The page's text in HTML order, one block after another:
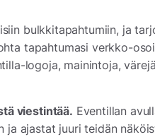
bulkkitapahtumiin, ja
tapahtumasi verkko-
logoja, mainintoja,
viestintää. Eventillan
ja ajastat juuri teidän